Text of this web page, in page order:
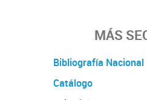
MÁS
Bibliografía Nacional
Catálogo